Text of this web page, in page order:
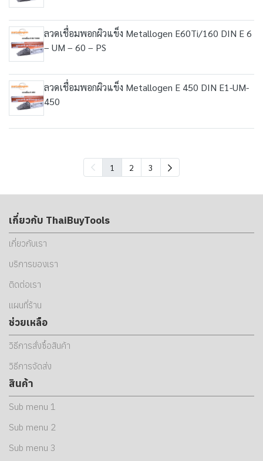
ลวดเชื่อมพอกผิวแข็ง Metallogen E60Ti/160 DIN E 6
– UM – 60 – PS
ลวดเชื่อมพอกผิวแข็ง Metallogen E 450 DIN E1-UM-
450
1 2 3
เกี่ยวกับ ThaiBuyTools
เกี่ยวกับเรา
บริการของเรา
ติดต่อเรา
แผนที่ร้าน
ช่วยเหลือ
วิธีการสั่งซื้อสินค้า
วิธีการจัดส่ง
สินค้า
Sub menu 1
Sub menu 2
Sub menu 3